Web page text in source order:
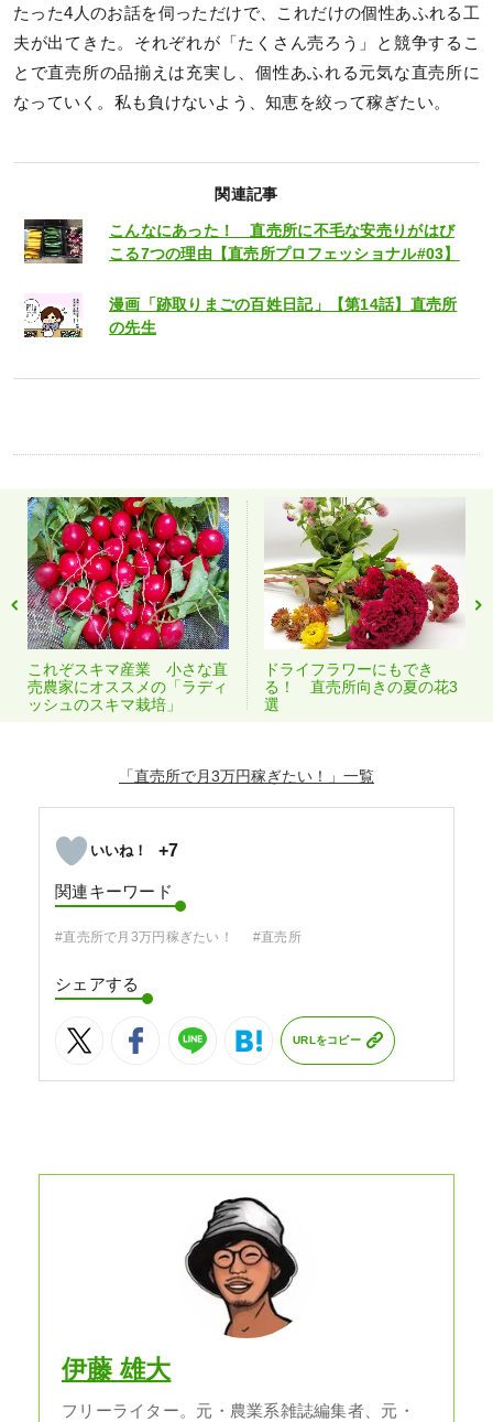
たった4人のお話を伺っただけで、これだけの個性あふれる工
夫が出てきた。それぞれが「たくさん売ろう」と競争するこ
とで直売所の品揃えは充実し、個性あふれる元気な直売所に
なっていく。私も負けないよう、知恵を絞って稼ぎたい。
関連記事
こんなにあった！ 直売所に不毛な安売りがはび
こる7つの理由【直売所プロフェッショナル#03】
漫画「跡取りまごの百姓日記」【第14話】直売所
の先生
これぞスキマ産業 小さな直
売農家にオススメの「ラディ
ッシュのスキマ栽培」
ドライフラワーにもでき
る！ 直売所向きの夏の花3
選
「直売所で月3万円稼ぎたい！」
+7
関連キーワード
#直売所で月3万円稼ぎたい！ #直売所
シェアする
URLをコピー
伊藤 雄大
フリーライター。元・農業系雑誌編集者、元・